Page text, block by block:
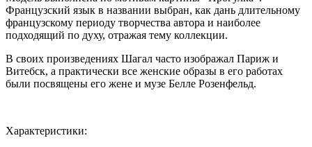
Французский язык в названии выбран, как дань длительному
французскому периоду творчества автора и наиболее
подходящий по духу, отражая тему коллекции.
В своих произведениях Шагал часто изображал Париж и
Витебск, а практически все женские образы в его работах
были посвящены его жене и музе Белле Розенфельд.
Характеристики: